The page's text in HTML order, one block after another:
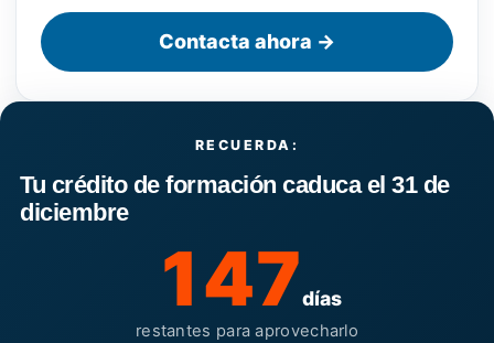
Contacta ahora →
RECUERDA:
Tu crédito de formación caduca el 31 de
diciembre
147días
restantes para aprovecharlo